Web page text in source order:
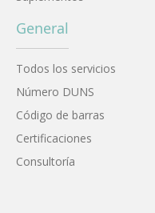
General
Todos los servicios
Número DUNS
Código de barras
Certificaciones
Consultoría